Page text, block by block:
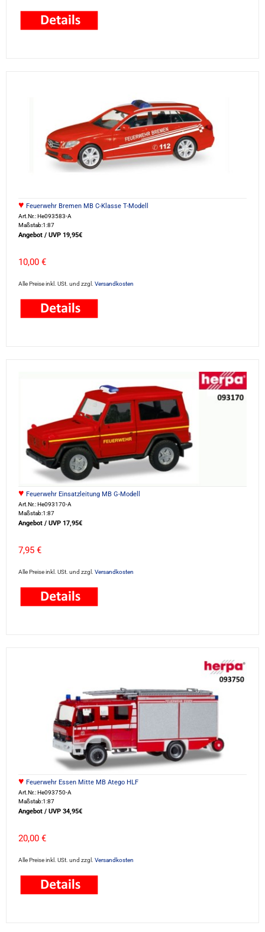
♥ Feuerwehr Bremen MB C-Klasse T-Modell
Art.Nr.: He093583-A
Maßstab:1:87
Angebot / UVP 19,95€
10,00 €
Alle Preise inkl. USt. und zzgl. Versandkosten
♥ Feuerwehr Einsatzleitung MB G-Modell
Art.Nr.: He093170-A
Maßstab:1:87
Angebot / UVP 17,95€
7,95 €
Alle Preise inkl. USt. und zzgl. Versandkosten
♥ Feuerwehr Essen Mitte MB Atego HLF
Art.Nr.: He093750-A
Maßstab:1:87
Angebot / UVP 34,95€
20,00 €
Alle Preise inkl. USt. und zzgl. Versandkosten